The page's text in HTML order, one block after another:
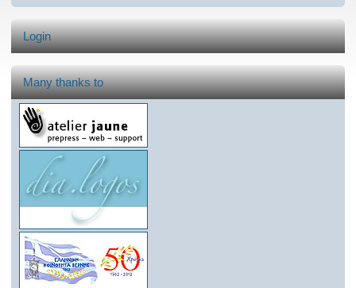
Login
Many thanks to